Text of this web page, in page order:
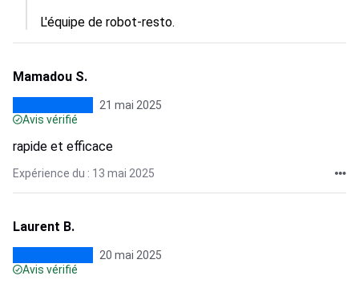
L'équipe de robot-resto.
Mamadou S.
21 mai 2025
Avis vérifié
rapide et efficace
Expérience du : 13 mai 2025
Laurent B.
20 mai 2025
Avis vérifié